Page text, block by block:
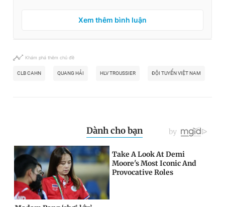
Xem thêm bình luận
Khám phá thêm chủ đề
CLB CAHN QUANG HẢI HLV TROUSSIER ĐỘI TUYỂN VIỆT NAM